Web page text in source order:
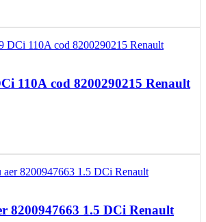
110A cod 8200290215 Renault
8200947663 1.5 DCi Renault